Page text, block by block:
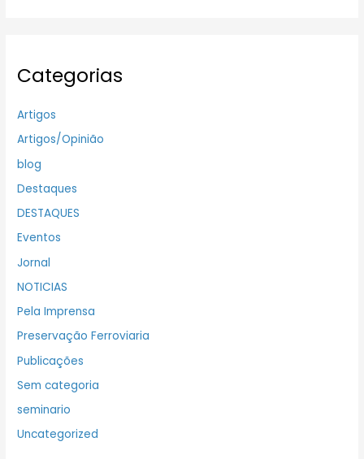
Categorias
Artigos
Artigos/Opinião
blog
Destaques
DESTAQUES
Eventos
Jornal
NOTICIAS
Pela Imprensa
Preservação Ferroviaria
Publicações
Sem categoria
seminario
Uncategorized